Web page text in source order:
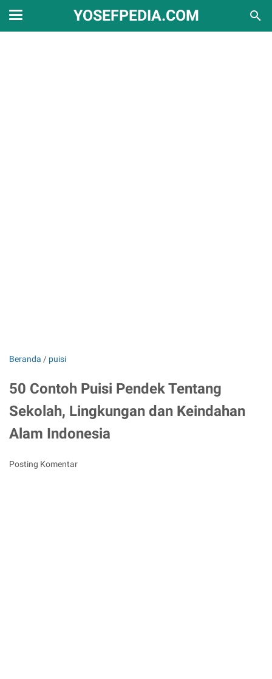
YOSEFPEDIA.COM
Beranda / puisi
50 Contoh Puisi Pendek Tentang
Sekolah, Lingkungan dan Keindahan
Alam Indonesia
Posting Komentar